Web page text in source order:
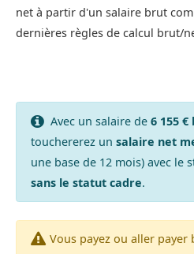
net à partir d'un salaire brut
dernières règles de calcul brut/
Avec un salaire de 6 155
touchererez un salaire net
une base de 12 mois) avec le
sans le statut cadre.
Vous payez ou aller payer